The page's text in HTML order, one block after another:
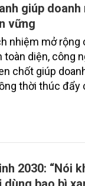
giúp
vững
nhiệm mở rộng
diện, công
chốt giúp
thời thúc
2030: “Nói